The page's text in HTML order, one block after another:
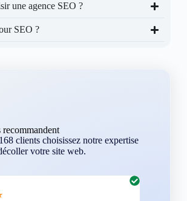
une agence SEO ?
SEO ?
clients choisissez notre expertise
votre site web.